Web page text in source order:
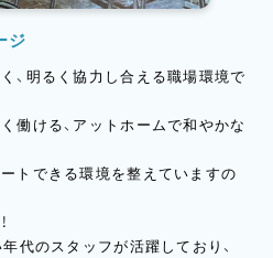
ジ
、明るく協力し合える職場環境で
働ける、アットホームで和やかな
トできる環境を整えていますの
代のスタッフが活躍しており、